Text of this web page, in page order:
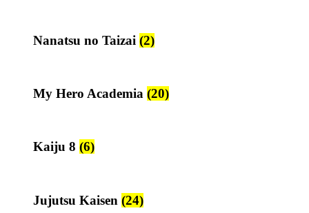
Nanatsu no Taizai (2)
My Hero Academia (20)
Kaiju 8 (6)
Jujutsu Kaisen (24)